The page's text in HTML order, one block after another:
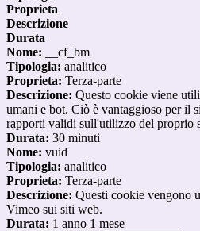
Proprieta
Descrizione
Durata
Nome: __cf_bm
Tipologia: analitico
Proprieta: Terza-parte
Descrizione: Questo cookie viene
umani e bot. Ciò è vantaggioso per il
rapporti validi sull'utilizzo del proprio
Durata: 30 minuti
Nome: vuid
Tipologia: analitico
Proprieta: Terza-parte
Descrizione: Questi cookie vengono
Vimeo sui siti web.
Durata: 1 anno 1 mese